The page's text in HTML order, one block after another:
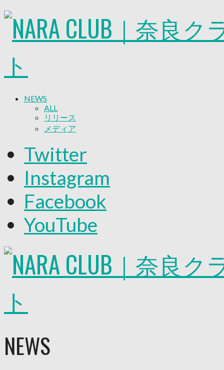
NEWS
ALL
リリース
メディア
グッズ
ファンコミュニティ
普及・育成
ホームタウン
コラム
その他
TEAM
2026/27トップチーム
2026/27トップチームスタッフ
バモス
チアダンススクール
ボランティアチーム「volundeer」
写真・動画使用ガイドライン
ロートフィールド奈良
Twitter
Instagram
Facebook
YouTube
NEWS